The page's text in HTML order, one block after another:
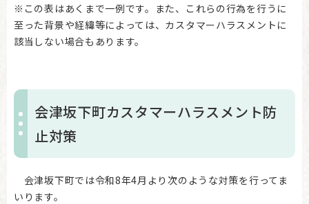
※この表はあくまで一例です。また、これらの行為を行うに
至った背景や経緯等によっては、カスタマーハラスメントに
該当しない場合もあります。
会津坂下町カスタマーハラスメント防
止対策
会津坂下町では令和8年4月より次のような対策を行ってま
いります。